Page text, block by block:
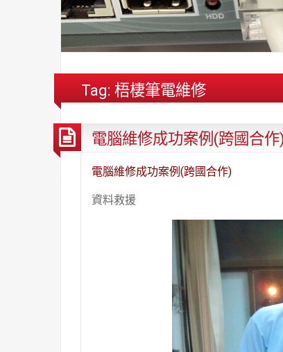
Tag:梧棲筆電維修
電腦維修成功案例(跨國合作)
電腦維修成功案例(跨國合作)
資料救援